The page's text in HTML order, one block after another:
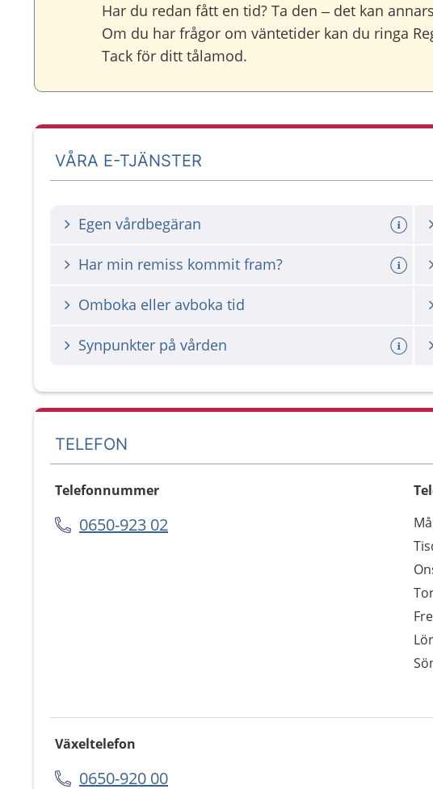
Har du redan fått en tid? Ta den – det kan
Om du har frågor om väntetider kan du ringa
Tack för ditt tålamod.
VÅRA E-TJÄNSTER
Egen vårdbegäran
Har min remiss kommit fram?
Omboka eller avboka tid
Synpunkter på vården
TELEFON
Telefonnummer
0650-923 02
Växeltelefon
0650-920 00